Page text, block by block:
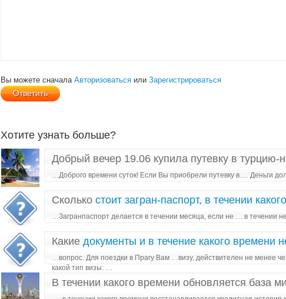
Вы можете сначала Авторизоваться или Зарегистрироваться
Хотите узнать больше?
Добрый вечер 19.06 купила путевку в
…Доброго времени суток! Если Вы приобрели путевку в…. Деньги
Сколько стоит загран-паспорт, в течении
…Загранпаспорт делается в течении месяца, если не … в течении
Какие документы и в течение какого времени
…вопрос. Для поездки в Прагу Вам …визу, действителен не менее
какой тип визы: …
В течении какого времени обновляется база